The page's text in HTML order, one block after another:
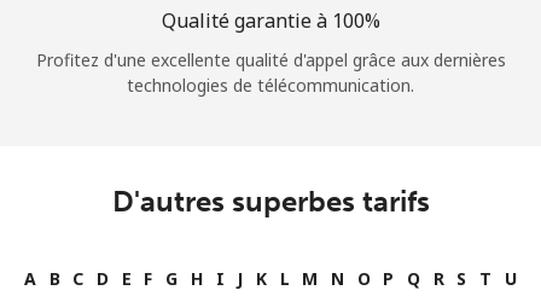
Qualité garantie à 100%
Profitez d'une excellente qualité d'appel grâce aux dernières
technologies de télécommunication.
D'autres superbes tarifs
A B C D E F G H I J K L M N O P Q R S T
U